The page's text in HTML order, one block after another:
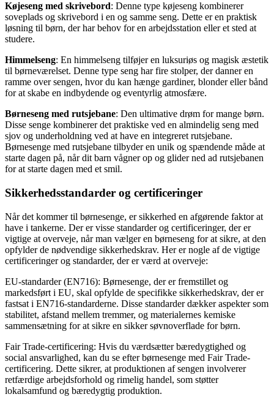
Køjeseng med skrivebord: Denne type køjeseng kombinerer
soveplads og skrivebord i en og samme seng. Dette er en praktisk
løsning til børn, der har behov for en arbejdsstation eller et sted at
studere.
Himmelseng: En himmelseng tilføjer en luksuriøs og magisk æstetik
til børneværelset. Denne type seng har fire stolper, der danner en
ramme over sengen, hvor du kan hænge gardiner, blonder eller bånd
for at skabe en indbydende og eventyrlig atmosfære.
Børneseng med rutsjebane: Den ultimative drøm for mange børn.
Disse senge kombinerer det praktiske ved en almindelig seng med
sjov og underholdning ved at have en integreret rutsjebane.
Børnesenge med rutsjebane tilbyder en unik og spændende måde at
starte dagen på, når dit barn vågner op og glider ned ad rutsjebanen
for at starte dagen med et smil.
Sikkerhedsstandarder og certificeringer
Når det kommer til børnesenge, er sikkerhed en afgørende faktor at
have i tankerne. Der er visse standarder og certificeringer, der er
vigtige at overveje, når man vælger en børneseng for at sikre, at den
opfylder de nødvendige sikkerhedskrav. Her er nogle af de vigtige
certificeringer og standarder, der er værd at overveje:
EU-standarder (EN716): Børnesenge, der er fremstillet og
markedsført i EU, skal opfylde de specifikke sikkerhedskrav, der er
fastsat i EN716-standarderne. Disse standarder dækker aspekter som
stabilitet, afstand mellem tremmer, og materialernes kemiske
sammensætning for at sikre en sikker søvnoverflade for børn.
Fair Trade-certificering: Hvis du værdsætter bæredygtighed og
social ansvarlighed, kan du se efter børnesenge med Fair Trade-
certificering. Dette sikrer, at produktionen af sengen involverer
retfærdige arbejdsforhold og rimelig handel, som støtter
lokalsamfund og bæredygtig produktion.